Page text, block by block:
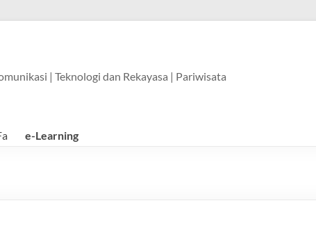
| Teknologi dan Rekayasa | Pariwisata
e-Learning